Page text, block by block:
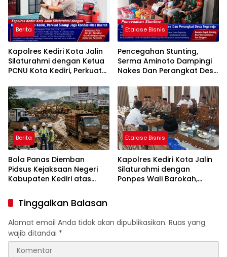
Berita
Kapolres Kediri Kota Jalin
Silaturahmi dengan Ketua
PCNU Kota Kediri, Perkuat
Daerah
Etalase Bisnis
Pencegahan Stunting,
Serma Aminoto Dampingi
Nakes Dan Perangkat Desa
Berita
Bola Panas Diemban
Pidsus Kejaksaan Negeri
Kabupaten Kediri atas
Penggunaan Material
Ilegal Proyek Tol Kediri
Oleh PT. HASTARI JAYA
SENTOSA
Etalase Bisnis
Kapolres Kediri Kota Jalin
Silaturahmi dengan
Ponpes Wali Barokah,
Tinggalkan Balasan
Alamat email Anda tidak akan dipublikasikan. Ruas yang
wajib ditandai *